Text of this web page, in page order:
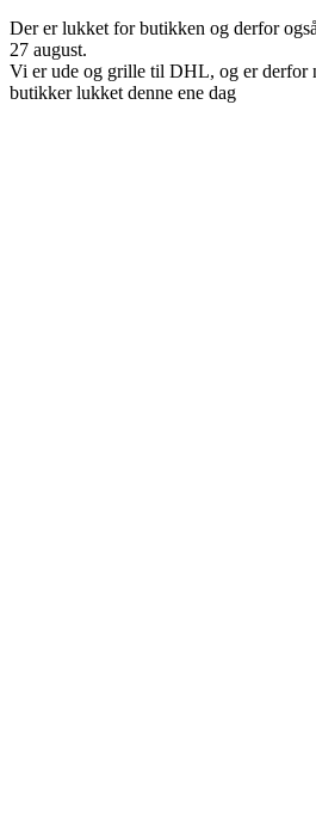
Der er lukket for butikken og derfor
27 august.
Vi er ude og grille til DHL, og er derfor
butikker lukket denne ene dag